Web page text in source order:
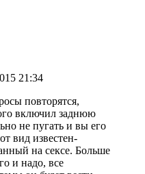
21:34
повторятся,
включил заднюю
не пугать и вы его
вид известен-
на сексе. Больше
и надо, все